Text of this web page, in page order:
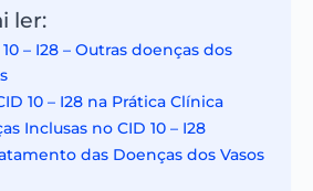
ler:
– I28 – Outras doenças dos
10 – I28 na Prática Clínica
Inclusas no CID 10 – I28
das Doenças dos Vasos